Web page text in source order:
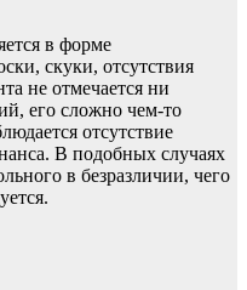
в форме
скуки, отсутствия
не отмечается ни
его сложно чем-то
отсутствие
В подобных случаях
в безразличии, чего